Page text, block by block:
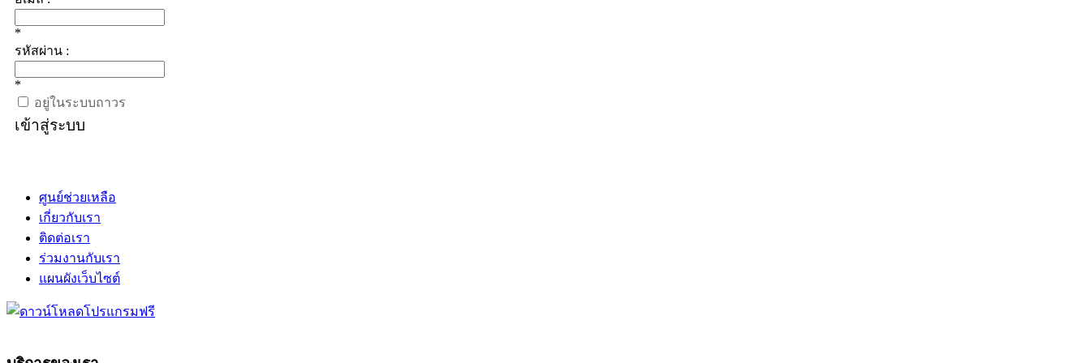
*
รหัสผ่าน :
*
อยู่ในระบบถาวร
เข้าสู่ระบบ
ศูนย์ช่วยเหลือ
เกี่ยวกับเรา
ติดต่อเรา
ร่วมงานกับเรา
แผนผังเว็บไซต์